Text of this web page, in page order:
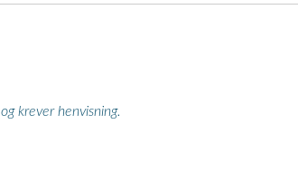
og krever henvisning.